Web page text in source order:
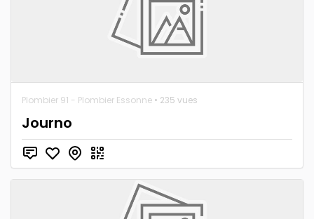
Plombier 91 - Plombier Essonne • 235 vues
Journo